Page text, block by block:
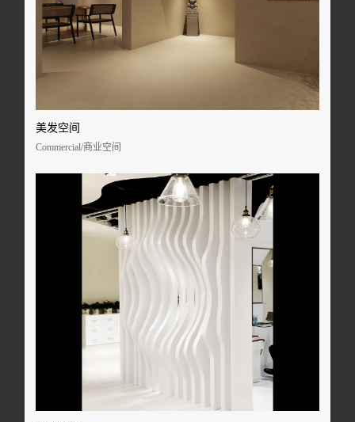
美发空间
Commercial/商业空间